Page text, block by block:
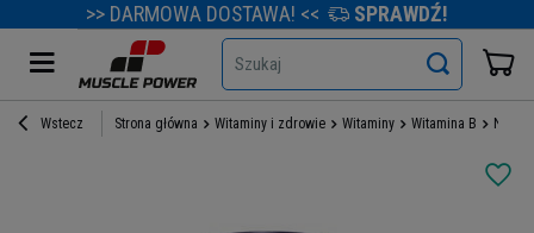
>> DARMOWA DOSTAWA! << SPRAWDŹ!
Szukaj
Wstecz Strona główna Witaminy i zdrowie Witaminy Witamina B NOW